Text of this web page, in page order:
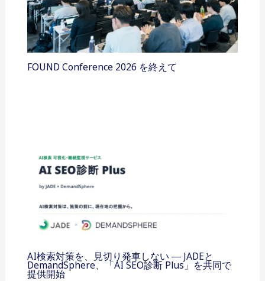
FOUND Conference 2026 を終えて
AI検索対策を、見切り発車しない ― JADEと
DemandSphere、「AI SEO診断 Plus」を共同で
提供開始